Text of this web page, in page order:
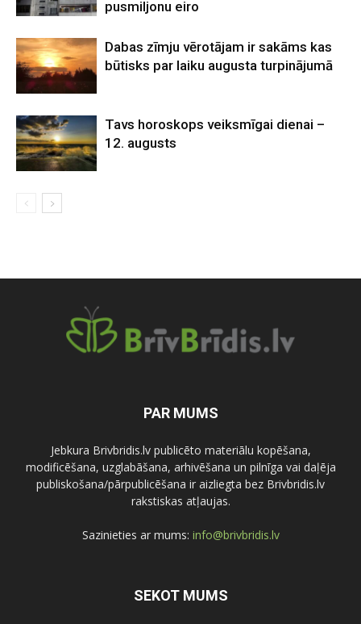
pusmiljonu eiro
Dabas zīmju vērotājam ir sakāms kas
būtisks par laiku augusta turpinājumā
Tavs horoskops veiksmīgai dienai –
12. augusts
PAR MUMS
Jebkura Brivbridis.lv publicēto materiālu kopēšana,
modificēšana, uzglabāšana, arhivēšana un pilnīga vai daļēja
publiskošana/pārpublicēšana ir aizliegta bez Brivbridis.lv
rakstiskas atļaujas.
Sazinieties ar mums: info@brivbridis.lv
SEKOT MUMS